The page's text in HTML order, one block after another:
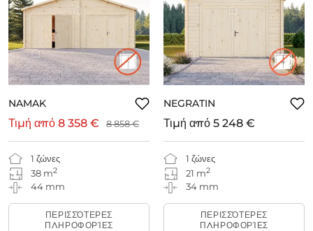
NAMAK
1 ζώνες
38 m2
44 mm
Τιμή από 8 358 € 8 858 €
ΠΕΡΙΣΣΌΤΕΡΕΣ
ΠΛΗΡΟΦΟΡΊΕΣ
NEGRATIN
1 ζώνες
21 m2
34 mm
Τιμή από 5 248 €
ΠΕΡΙΣΣΌΤΕΡΕΣ
ΠΛΗΡΟΦΟΡΊΕΣ